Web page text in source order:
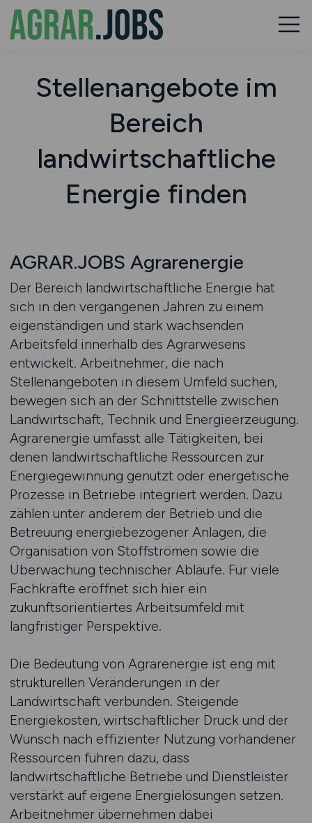
Stellenangebote im
Bereich
landwirtschaftliche
Energie finden
AGRAR.JOBS Agrarenergie
Der Bereich landwirtschaftliche Energie hat
sich in den vergangenen Jahren zu einem
eigenständigen und stark wachsenden
Arbeitsfeld innerhalb des Agrarwesens
entwickelt. Arbeitnehmer, die nach
Stellenangeboten in diesem Umfeld suchen,
bewegen sich an der Schnittstelle zwischen
Landwirtschaft, Technik und Energieerzeugung.
Agrarenergie umfasst alle Tätigkeiten, bei
denen landwirtschaftliche Ressourcen zur
Energiegewinnung genutzt oder energetische
Prozesse in Betriebe integriert werden. Dazu
zählen unter anderem der Betrieb und die
Betreuung energiebezogener Anlagen, die
Organisation von Stoffströmen sowie die
Überwachung technischer Abläufe. Für viele
Fachkräfte eröffnet sich hier ein
zukunftsorientiertes Arbeitsumfeld mit
langfristiger Perspektive.
Die Bedeutung von Agrarenergie ist eng mit
strukturellen Veränderungen in der
Landwirtschaft verbunden. Steigende
Energiekosten, wirtschaftlicher Druck und der
Wunsch nach effizienter Nutzung vorhandener
Ressourcen führen dazu, dass
landwirtschaftliche Betriebe und Dienstleister
verstärkt auf eigene Energielösungen setzen.
Arbeitnehmer übernehmen dabei